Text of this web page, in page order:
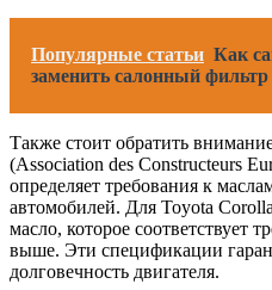
Популярные статьи Как
заменить салонный
Также стоит обратить
(Association des Constructeurs
определяет требования к
автомобилей. Для Toyota
масло, которое соответствует
выше. Эти спецификации
долговечность двигателя.